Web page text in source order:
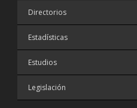
Directorios
Estadísticas
Estudios
Legislación